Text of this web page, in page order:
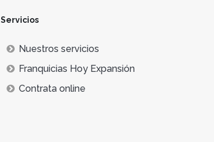
Servicios
Nuestros servicios
Franquicias Hoy Expansión
Contrata online